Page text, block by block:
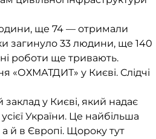
ще 74 — отримали
загинуло 33 людини, ще 140
роботи ще тривають.
«ОХМАТДИТ» у Києві. Слідчі
у Києві, який надає
України. Це найбільша
а й в Європі. Щороку тут